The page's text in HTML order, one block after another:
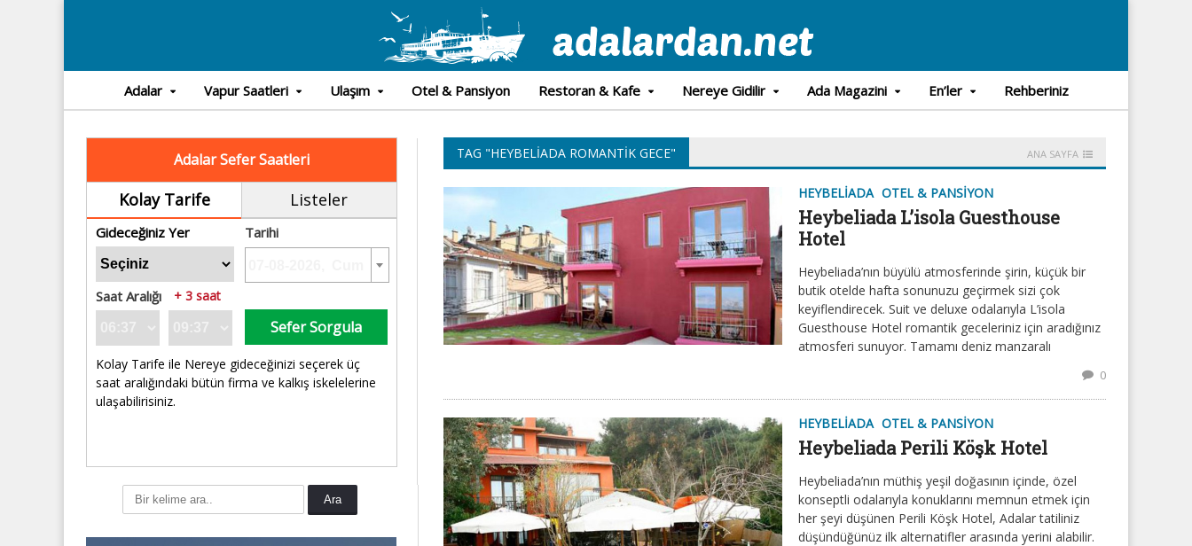
Adalar Vapur Saatleri Ulaşım Otel & Pansiyon Restoran & Kafe Nereye Gidilir Ada Magazini En’ler Rehberiniz
Adalar Sefer Saatleri
Kolay Tarife Listeler
Gideceğiniz Yer Tarihi
Saat Aralığı + 3 saat
Sefer Sorgula
Kolay Tarife ile Nereye gideceğinizi seçerek üç
saat aralığındaki bütün firma ve kalkış iskelelerine
ulaşabilirisiniz.
TAG "HEYBELIADA ROMANTIK GECE" ANA SAYFA
HEYBELIADA OTEL & PANSIYON
Heybeliada L’isola Guesthouse
Hotel
Heybeliada’nın büyülü atmosferinde şirin, küçük bir
butik otelde hafta sonunuzu geçirmek sizi çok
keyiflendirecek. Suit ve deluxe odalarıyla L’isola
Guesthouse Hotel romantik geceleriniz için aradığınız
atmosferi sunuyor. Tamamı deniz manzaralı
0
HEYBELIADA OTEL & PANSIYON
Heybeliada Perili Köşk Hotel
Heybeliada’nın müthiş yeşil doğasının içinde, özel
konseptli odalarıyla konuklarını memnun etmek için
her şeyi düşünen Perili Köşk Hotel, Adalar tatiliniz
düşündüğünüz ilk alternatifler arasında yerini alabilir.